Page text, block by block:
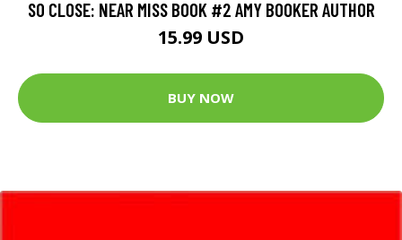
SO CLOSE: NEAR MISS BOOK #2 AMY BOOKER AUTHOR
15.99 USD
BUY NOW